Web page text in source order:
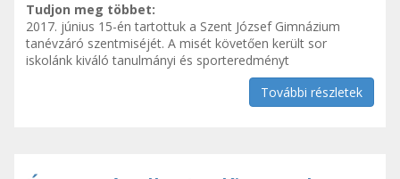
Tudjon meg többet:
2017. június 15-én tartottuk a Szent József Gimnázium
tanévzáró szentmiséjét. A misét követően került sor
iskolánk kiváló tanulmányi és sporteredményt
További részletek